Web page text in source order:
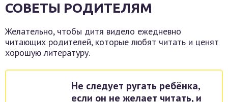
СОВЕТЫ РОДИТЕЛЯМ
Желательно, чтобы дитя видело ежедневно
читающих родителей, которые любят читать и ценят
хорошую литературу.
Не следует ругать ребёнка,
если он не желает читать, и